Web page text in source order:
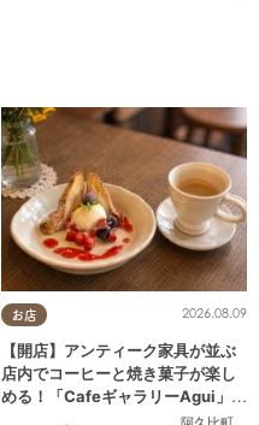
お店 2026.08.09
【開店】アンティーク家具が並ぶ
店内でコーヒーと焼き菓子が楽し
める！「CafeギャラリーAgui」が
6/1(月)阿久比町でリニューアルオ